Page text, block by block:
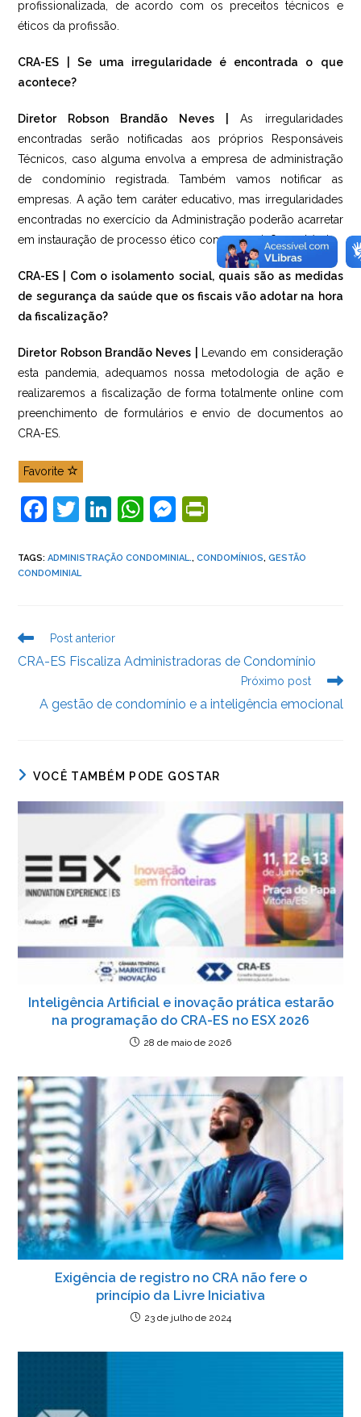
profissionalizada, de acordo com os preceitos técnicos e
éticos da profissão.
CRA-ES | Se uma irregularidade é encontrada o que
acontece?
Diretor Robson Brandão Neves | As irregularidades
encontradas serão notificadas aos próprios Responsáveis
Técnicos, caso alguma envolva a empresa de administração
de condomínio registrada. Também vamos notificar as
empresas. A ação tem caráter educativo, mas irregularidades
encontradas no exercício da Administração poderão acarretar
em instauração de processo ético com as punições cabíveis.
CRA-ES | Com o isolamento social, quais são as medidas
de segurança da saúde que os fiscais vão adotar na hora
da fiscalização?
Diretor Robson Brandão Neves |
Levando em consideração
esta pandemia, adequamos nossa metodologia de ação e
realizaremos a fiscalização de forma totalmente online com
preenchimento de formulários e envio de documentos ao
CRA-ES.
Favorite
F
c
e
o
o
T
itt
er
Li
k
n
W
at
p
M
ss
er
tF
dl
TAGS:ADMINISTRAÇÃO CONDOMINIAL., CONDOMÍNIOS, GESTÃO
CONDOMINIAL
Leia
artigos
Post anterior
CRA-ES Fiscaliza Administradoras de Condomínio
Próximo post
A gestão de condomínio e a inteligência emocional
VOCÊ TAMBÉM PODE GOSTAR
Inteligência Artificial e inovação prática estarão
na programação do CRA-ES no ESX 2026
28 de maio de 2026
Exigência de registro no CRA não fere o
princípio da Livre Iniciativa
23 de julho de 2024